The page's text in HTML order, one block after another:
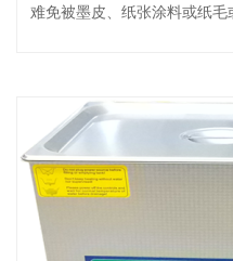
难免被墨皮、纸张涂料或纸